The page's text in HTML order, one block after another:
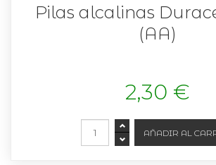
Pilas alcalinas
(AA)
2,30 €